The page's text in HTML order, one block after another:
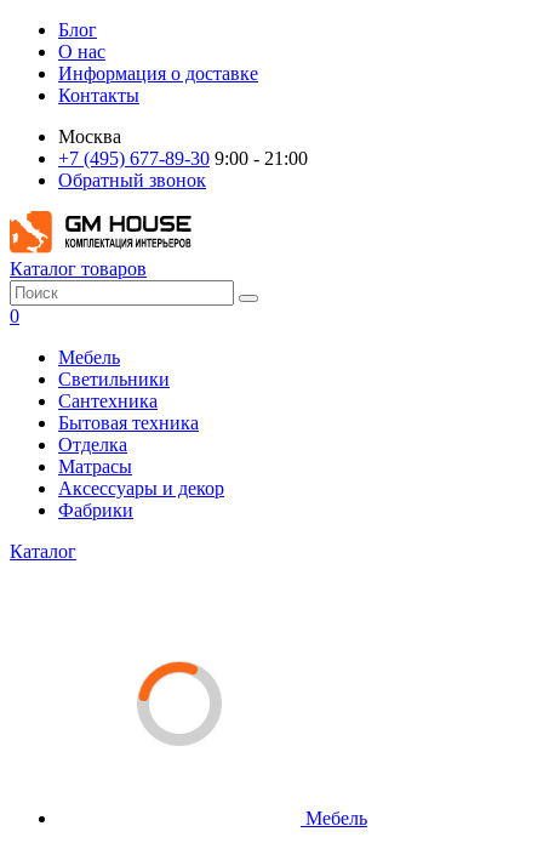
Блог
О нас
Информация о доставке
Контакты
Москва
+7 (495) 677-89-30 9:00 - 21:00
Обратный звонок
Каталог товаров
0
Мебель
Светильники
Сантехника
Бытовая техника
Отделка
Матрасы
Аксессуары и декор
Фабрики
Каталог
Мебель